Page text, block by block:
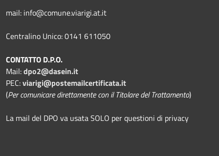
mail: info@comune.viarigi.at.it
Centralino Unico: 0141 611050
CONTATTO D.P.O.
Mail:dpo2@dasein.it
PEC:viarigi@postemailcertificata.it
(Per comunicare direttamente con il Titolare del Trattamento)
La mail del DPO va usata SOLO per questioni di privacy